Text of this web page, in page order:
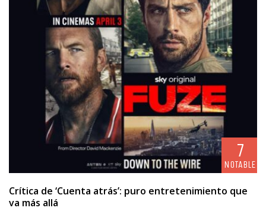
7
NOTABLE
Crítica de ‘Cuenta atrás’: puro entretenimiento que
va más allá